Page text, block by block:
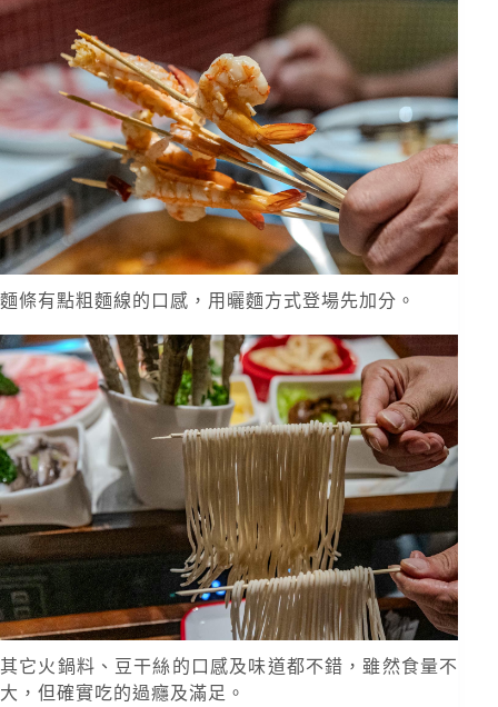
麵條有點粗麵線的口感，用曬麵方式登場先加分。
其它火鍋料、豆干絲的口感及味道都不錯，雖然食量不
大，但確實吃的過癮及滿足。